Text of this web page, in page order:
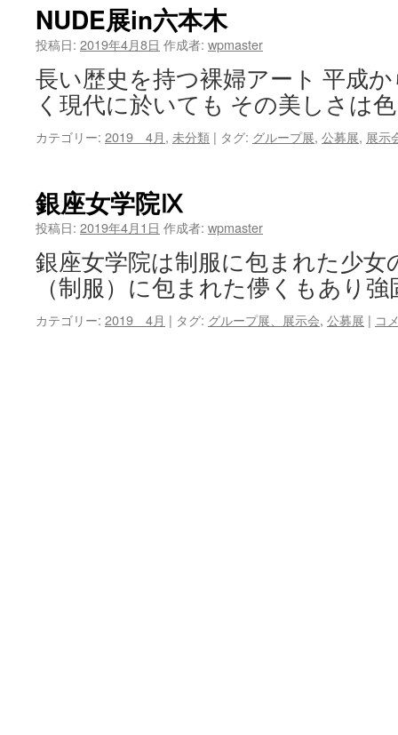
NUDE展in六本木
投稿日: 2019年4月8日 作成者: wpmaster
長い歴史を持つ裸婦アート 平成
く現代に於いても その美しさは
カテゴリー: 2019 4月, 未分類 | タグ: グループ展, 公募展, 展示
銀座女学院Ⅸ
投稿日: 2019年4月1日 作成者: wpmaster
銀座女学院は制服に包まれた少女
（制服）に包まれた儚くもあり
カテゴリー: 2019 4月 | タグ: グループ展、展示会, 公募展 | コ